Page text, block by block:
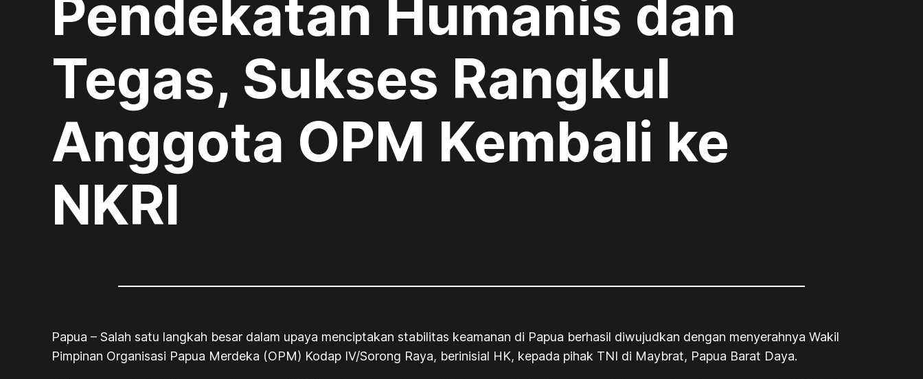
Pendekatan Humanis dan
Tegas, Sukses Rangkul
Anggota OPM Kembali ke
NKRI
Papua – Salah satu langkah besar dalam upaya menciptakan stabilitas keamanan di Papua berhasil diwujudkan dengan menyerahnya Wakil
Pimpinan Organisasi Papua Merdeka (OPM) Kodap IV/Sorong Raya, berinisial HK, kepada pihak TNI di Maybrat, Papua Barat Daya.